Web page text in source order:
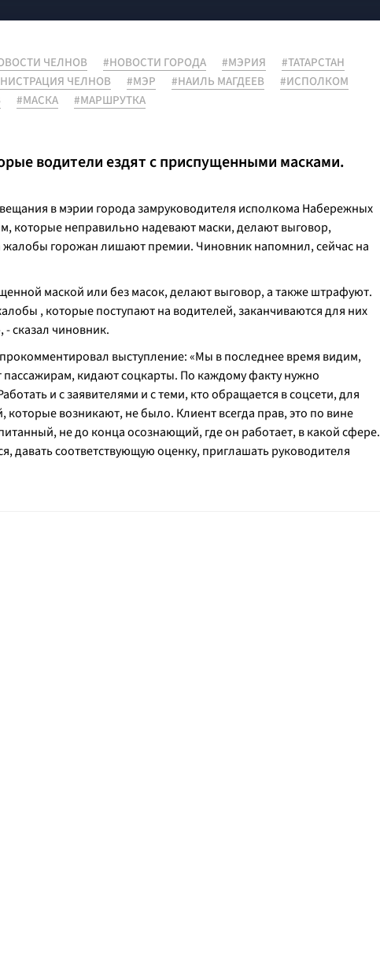
ЧЕЛНОВ #НОВОСТИ ГОРОДА #МЭРИЯ
#ТАТАРСТАН
ЧЕЛНОВ #МЭР #НАИЛЬ МАГДЕЕВ
#ИСПОЛКОМ
#МАСКА #МАРШРУТКА
водители ездят с приспущенными масками.
в мэрии города замруководителя исполкома Набережных
которые неправильно надевают маски, делают выговор,
жалобы горожан лишают премии. Чиновник напомнил, сейчас на
маской или без масок, делают выговор, а также штрафуют.
, которые поступают на водителей, заканчиваются для них
- сказал чиновник.
прокомментировал выступление: «Мы в последнее время видим,
пассажирам, кидают соцкарты. По каждому факту нужно
и с заявителями и с теми, кто обращается в соцсети, для
которые возникают, не было. Клиент всегда прав, это по вине
не до конца осознающий, где он работает, в какой сфере.
давать соответствующую оценку, приглашать руководителя